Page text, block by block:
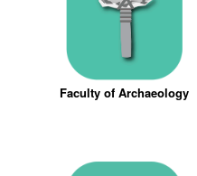
Faculty of Archaeology